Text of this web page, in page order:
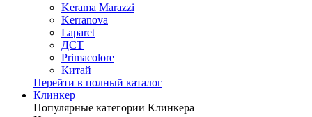
Kerama Marazzi
Kerranova
Laparet
ДСТ
Primacolore
Китай
Перейти в полный каталог
Клинкер
Популярные категории Клинкера